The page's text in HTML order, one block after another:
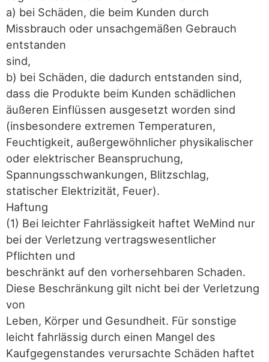
a) bei Schäden, die beim Kunden durch
Missbrauch oder unsachgemäßen Gebrauch
entstanden
sind,
b) bei Schäden, die dadurch entstanden sind,
dass die Produkte beim Kunden schädlichen
äußeren Einflüssen ausgesetzt worden sind
(insbesondere extremen Temperaturen,
Feuchtigkeit, außergewöhnlicher physikalischer
oder elektrischer Beanspruchung,
Spannungsschwankungen, Blitzschlag,
statischer Elektrizität, Feuer).
Haftung
(1) Bei leichter Fahrlässigkeit haftet WeMind nur
bei der Verletzung vertragswesentlicher
Pflichten und
beschränkt auf den vorhersehbaren Schaden.
Diese Beschränkung gilt nicht bei der Verletzung
von
Leben, Körper und Gesundheit. Für sonstige
leicht fahrlässig durch einen Mangel des
Kaufgegenstandes verursachte Schäden haftet